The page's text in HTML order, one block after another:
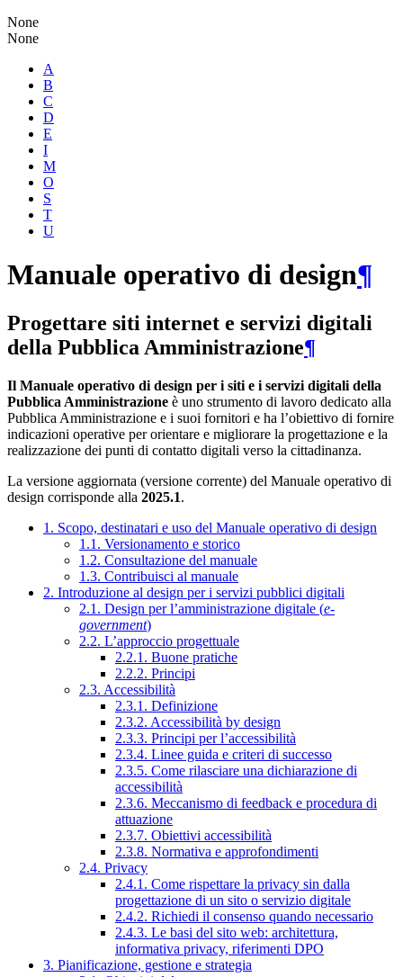
None
None
A
B
C
D
E
I
M
O
S
T
U
Manuale operativo di design¶
Progettare siti internet e servizi digitali
della Pubblica Amministrazione¶
Il Manuale operativo di design per i siti e i servizi digitali della
Pubblica Amministrazione è uno strumento di lavoro dedicato alla
Pubblica Amministrazione e i suoi fornitori e ha l’obiettivo di fornire
indicazioni operative per orientare e migliorare la progettazione e la
realizzazione dei punti di contatto digitali verso la cittadinanza.
La versione aggiornata (versione corrente) del Manuale operativo di
design corrisponde alla 2025.1.
1. Scopo, destinatari e uso del Manuale operativo di design
1.1. Versionamento e storico
1.2. Consultazione del manuale
1.3. Contribuisci al manuale
2. Introduzione al design per i servizi pubblici digitali
2.1. Design per l’amministrazione digitale (e-
government)
2.2. L’approccio progettuale
2.2.1. Buone pratiche
2.2.2. Principi
2.3. Accessibilità
2.3.1. Definizione
2.3.2. Accessibilità by design
2.3.3. Principi per l’accessibilità
2.3.4. Linee guida e criteri di successo
2.3.5. Come rilasciare una dichiarazione di
accessibilità
2.3.6. Meccanismo di feedback e procedura di
attuazione
2.3.7. Obiettivi accessibilità
2.3.8. Normativa e approfondimenti
2.4. Privacy
2.4.1. Come rispettare la privacy sin dalla
progettazione di un sito o servizio digitale
2.4.2. Richiedi il consenso quando necessario
2.4.3. Le basi del sito web: architettura,
informativa privacy, riferimenti DPO
3. Pianificazione, gestione e strategia